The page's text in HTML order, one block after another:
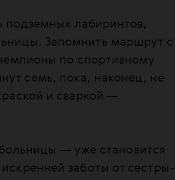
подземных лабиринтов,
Запомнить маршрут с
по спортивному
семь, пока, наконец, не
и сваркой —
— уже становится
заботы от сестры-